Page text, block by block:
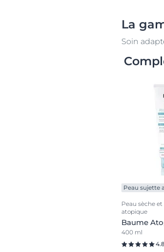
La
Soin
Peau sèche
atopique
Baume
400 ml